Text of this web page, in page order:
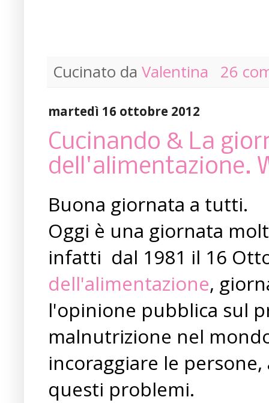
Cucinato da Valentina 26
martedì 16 ottobre 2012
Cucinando & La
dell'alimentazione.
Buona giornata a tutti.
Oggi è una giornata
infatti dal 1981 il 16
dell'alimentazione,
l'opinione pubblica sul
malnutrizione nel
incoraggiare le
questi problemi.